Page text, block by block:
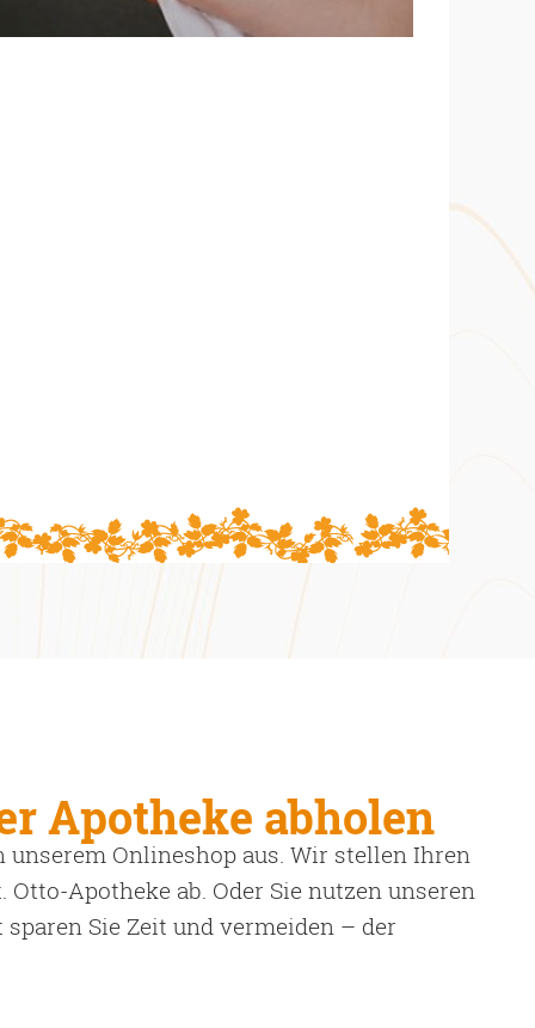
Apotheke abholen
Onlineshop aus. Wir stellen Ihren
Apotheke ab. Oder Sie nutzen unseren
Sie Zeit und vermeiden – der